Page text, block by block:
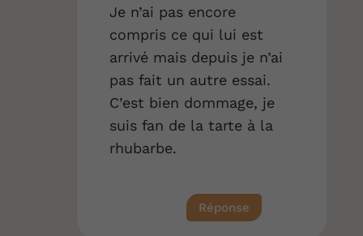
Je n’ai pas encore
compris ce qui lui est
arrivé mais depuis je n’ai
pas fait un autre essai.
C’est bien dommage, je
suis fan de la tarte à la
rhubarbe.
Réponse